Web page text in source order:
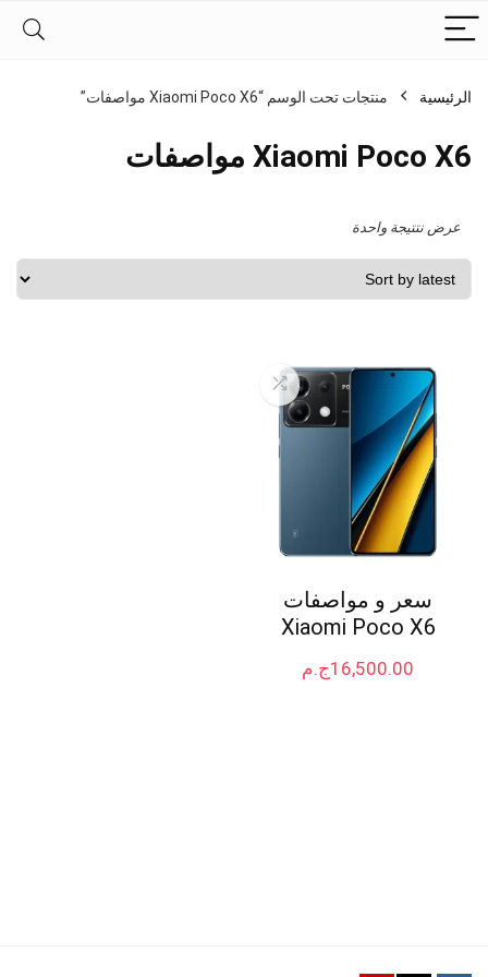
الرئيسية منتجات تحت الوسم “Xiaomi Poco X6 مواصفات”
Xiaomi Poco X6 مواصفات
عرض نتتيجة واحدة
سعر و مواصفات
Xiaomi Poco X6
ج.م16,500.00